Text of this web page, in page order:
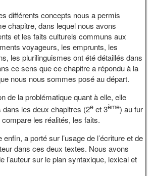
différents concepts nous a permis
chapitre, dans lequel nous avons
et les faits culturels communs aux
voyageurs, les emprunts, les
les plurilinguismes ont été détaillés dans
ce sens que ce chapitre a répondu à la
nous nous sommes posé au départ.
de la problématique quant à elle, elle
les deux chapitres (2e et 3ème) au fur
compare les réalités, les faits.
a porté sur l’usage de l’écriture et de
dans ces deux textes. Nous avons
l’auteur sur le plan syntaxique, lexical et